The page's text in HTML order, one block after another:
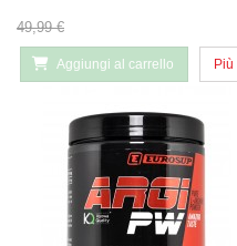
49,99 €
Aggiungi al carrello Più